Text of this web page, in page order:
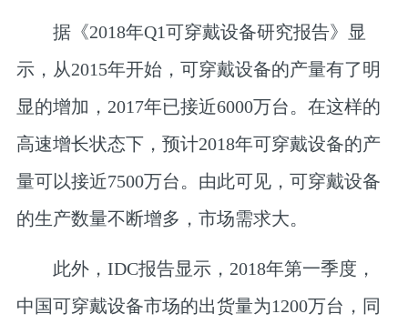
据《2018年Q1可穿戴设备研究报告》显
示，从2015年开始，可穿戴设备的产量有了明
显的增加，2017年已接近6000万台。在这样的
高速增长状态下，预计2018年可穿戴设备的产
量可以接近7500万台。由此可见，可穿戴设备
的生产数量不断增多，市场需求大。
此外，IDC报告显示，2018年第一季度，
中国可穿戴设备市场的出货量为1200万台，同